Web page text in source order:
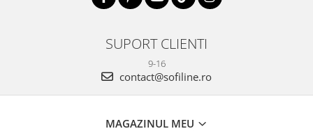
SUPORT CLIENTI
9-16
contact@sofiline.ro
MAGAZINUL MEU